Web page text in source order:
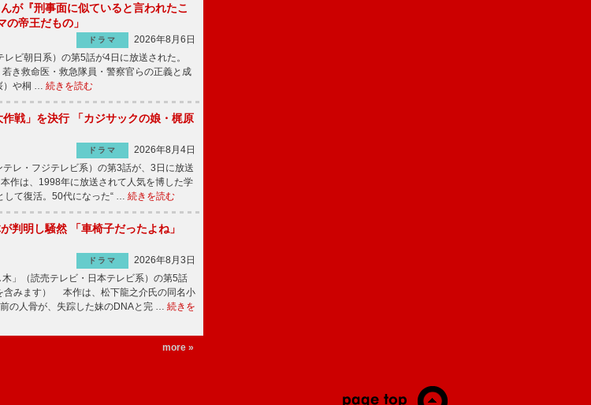
が『刑事面に似ていると言われたこ
帝王だもの」
ドラマ
2026年8月6日
ビ朝日系）の第5話が4日に放送された。
き救命医・救急隊員・警察官らの正義と成
）や桐 … 続きを読む
作戦」を決行 「カジサックの娘・梶原
ドラマ
2026年8月4日
レ・フジテレビ系）の第3話が、3日に放送
作は、1998年に放送されて人気を博した学
て復活。50代になった“ … 続きを読む
判明し騒然 「車椅子だったよね」
ドラマ
2026年8月3日
」（読売テレビ・日本テレビ系）の第5話
含みます） 本作は、松下龍之介氏の同名小
の人骨が、失踪した妹のDNAと完 … 続きを
more »